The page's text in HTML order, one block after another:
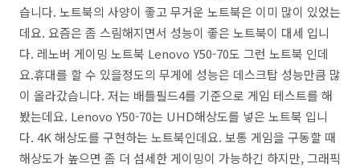
습니다. 노트북의 사양이 좋고 무거운 노트북은 이미 많이 있었는
데요. 요즘은 좀 스림해지면서 성능이 좋은 노트북이 대세 입니
다. 레노버 게이밍 노트북 Lenovo Y50-70도 그런 노트북 인데
요.휴대를 할 수 있을정도의 무게에 성능은 데스크탑 성능만큼 많
이 올라갔습니다. 저는 배틀필드4를 기준으로 게임 테스트를 해
봤는데요. Lenovo Y50-70는 UHD해상도를 넣은 노트북 입니
다. 4K 해상도를 구현하는 노트북인데요. 보통 게임을 구동할 때
해상도가 높으면 좀 더 섬세한 게이밍이 가능하긴 하지만, 그래픽